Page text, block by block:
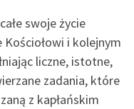
swoje życie
Kościołowi i kolejnym
liczne, istotne,
zadania, które
z kapłańskim